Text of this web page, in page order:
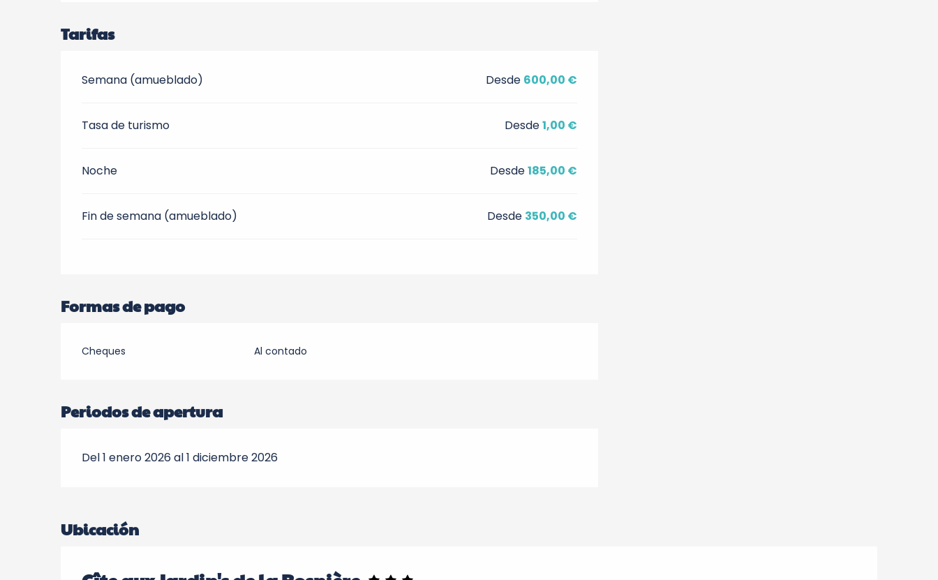
Tarifas
Semana (amueblado) Desde 600,00 €
Tasa de turismo Desde1,00 €
Noche Desde185,00 €
Fin de semana (amueblado) Desde 350,00 €
Formas de pago
Cheques Al contado
Periodos de apertura
Del 1 enero 2026 al 1 diciembre 2026
Ubicación